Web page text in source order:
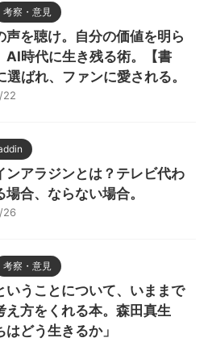
考察・意見
声を聴け。自分の価値を明ら
AI時代に生き残る術。【書
選ばれ、ファンに愛される。
22
ンアラジンとは？テレビ代わ
場合、ならない場合。
26
考察・意見
いうことについて、いままで
え方をくれる本。森田真生
はどう生きるか」